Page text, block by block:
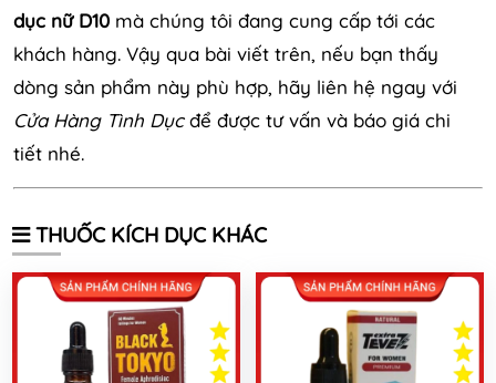
dục nữ D10 mà chúng tôi đang cung cấp tới các
khách hàng. Vậy qua bài viết trên, nếu bạn thấy
dòng sản phẩm này phù hợp, hãy liên hệ ngay với
Cửa Hàng Tình Dụcđể được tư vấn và báo giá chi
tiết nhé.
THUỐC KÍCH DỤC KHÁC